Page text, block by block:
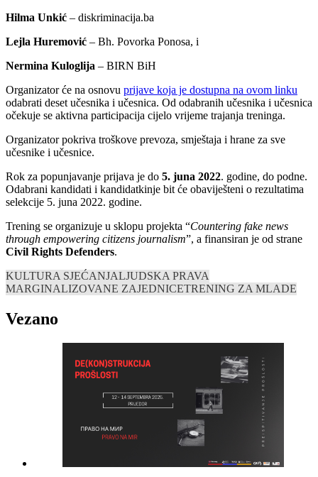
Hilma Unkić – diskriminacija.ba
Lejla Huremović – Bh. Povorka Ponosa, i
Nermina Kuloglija – BIRN BiH
Organizator će na osnovu prijave koja je dostupna na ovom linku
odabrati deset učesnika i učesnica. Od odabranih učesnika i učesnica
očekuje se aktivna participacija cijelo vrijeme trajanja treninga.
Organizator pokriva troškove prevoza, smještaja i hrane za sve
učesnike i učesnice.
Rok za popunjavanje prijava je do 5. juna 2022. godine, do podne.
Odabrani kandidati i kandidatkinje bit će obaviješteni o rezultatima
selekcije 5. juna 2022. godine.
Trening se organizuje u sklopu projekta “Countering fake news
through empowering citizens journalism”, a finansiran je od strane
Civil Rights Defenders.
KULTURA SJEĆANJALJUDSKA PRAVA
MARGINALIZOVANE ZAJEDNICETRENING ZA MLADE
Vezano